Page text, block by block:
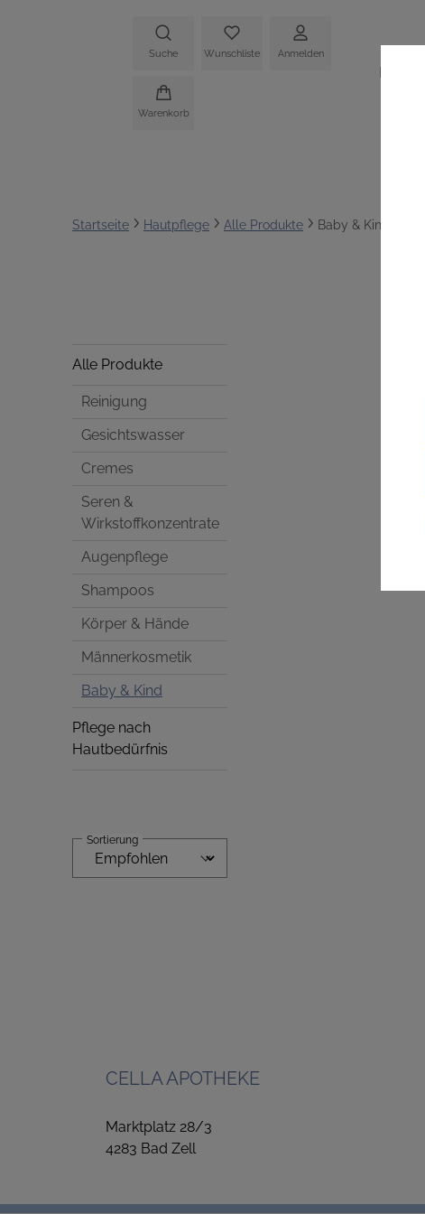
Suche Wunschliste Anmelden
Warenkorb
HOME
Startseite Hautpflege Alle Produkte Baby & Kind
Alle Produkte
Reinigung
Gesichtswasser
Cremes
Seren &
Wirkstoffkonzentrate
Augenpflege
Shampoos
Körper & Hände
Männerkosmetik
Baby & Kind
Pflege nach
Hautbedürfnis
Sortierung
CELLA APOTHEKE
Marktplatz 28/3
4283 Bad Zell